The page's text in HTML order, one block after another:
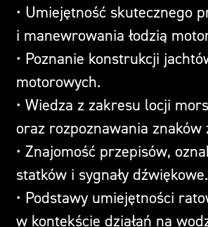
• Umiejętność skutecznego
i manewrowania łodzią
• Poznanie konstrukcji
motorowych.
• Wiedza z zakresu locji
oraz rozpoznawania znaków
• Znajomość przepisów,
statków i sygnały dźwiękowe.
• Podstawy umiejętności
w kontekście działań na